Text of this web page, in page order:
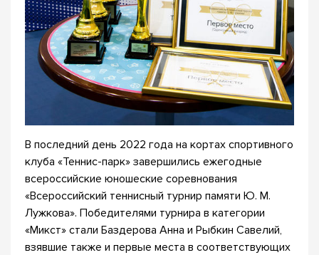
В последний день 2022 года на кортах спортивного
клуба «Теннис-парк» завершились ежегодные
всероссийские юношеские соревнования
«Всероссийский теннисный турнир памяти Ю. М.
Лужкова». Победителями турнира в категории
«Микст» стали Баздерова Анна и Рыбкин Савелий,
взявшие также и первые места в соответствующих